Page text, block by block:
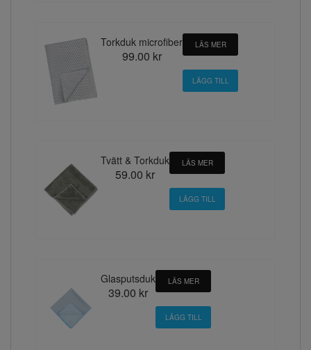
Torkduk microfiber
99.00 kr
LÄS MER
Tvätt & Torkduk
59.00 kr
LÄS MER
Glasputsduk
39.00 kr
LÄS MER